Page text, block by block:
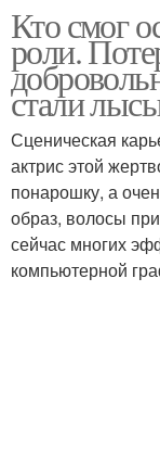
Кто смог
роли.
стали
Сценическая
актрис этой
понарошку, а
образ, волосы
сейчас многих
компьютерной